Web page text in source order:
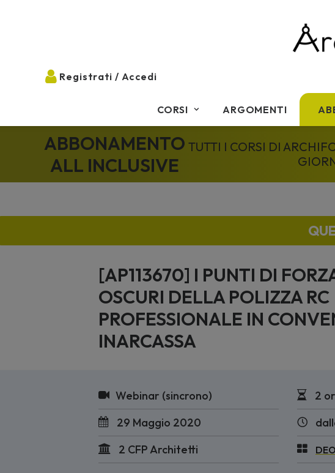
CORSI ARGOMENTI
ABBONAMENTO
ALL INCLUSIVE
TUTTI I CORSI DI
[AP113670] I PUNTI DI
OSCURI DELLA POLIZZA RC
PROFESSIONALE IN
INARCASSA
Webinar (sincrono)
2
29 Maggio 2020
2 CFP Architetti